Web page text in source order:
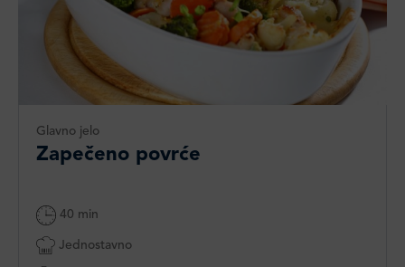
Glavno jelo
Zapečeno povrće
40 min
Jednostavno